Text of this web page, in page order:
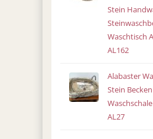
Stein
Waschtisch
AL162
Alabaster
Stein
AL27